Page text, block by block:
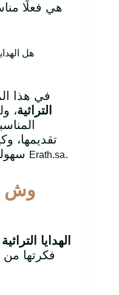
هي فعلًا
في هذا
التراثية،
تقديمها،
Erath.sa.
وش
الهدايا التراثية
فكرتها من